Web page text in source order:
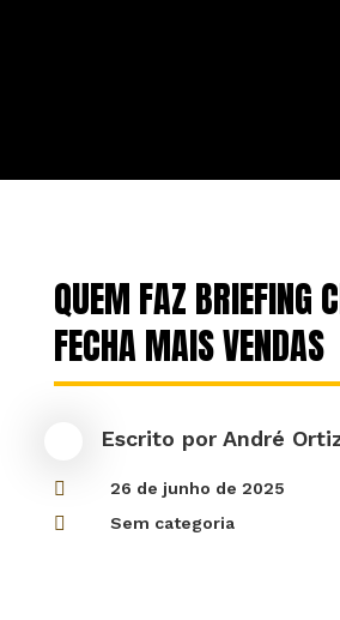
QUEM FAZ BRIEFING
FECHA MAIS VENDAS
Escrito por André
 26 de junho de 2025
 Sem categoria